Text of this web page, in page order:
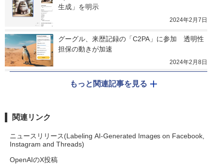
生成」を明示
2024年2月7日
グーグル、来歴記録の「C2PA」に参加　透明性
担保の動きが加速
2024年2月8日
もっと関連記事を見る
関連リンク
ニュースリリース(Labeling AI-Generated Images on Facebook,
Instagram and Threads)
OpenAIのX投稿